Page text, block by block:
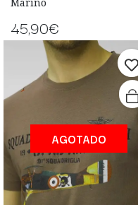
Marino
45,90€
AGOTADO